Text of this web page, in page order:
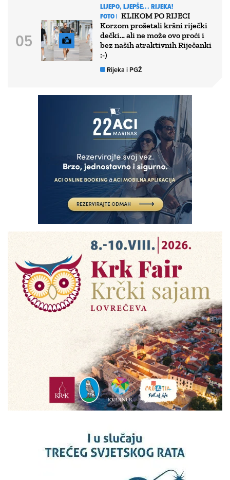
LIJEPO, LJEPŠE... RIJEKA!
FOTO | KLIKOM PO RIJECI
Korzom prošetali kršni riječki
dečki… ali ne može ovo proći i
bez naših atraktivnih Riječanki
:-)
Rijeka i PGŽ